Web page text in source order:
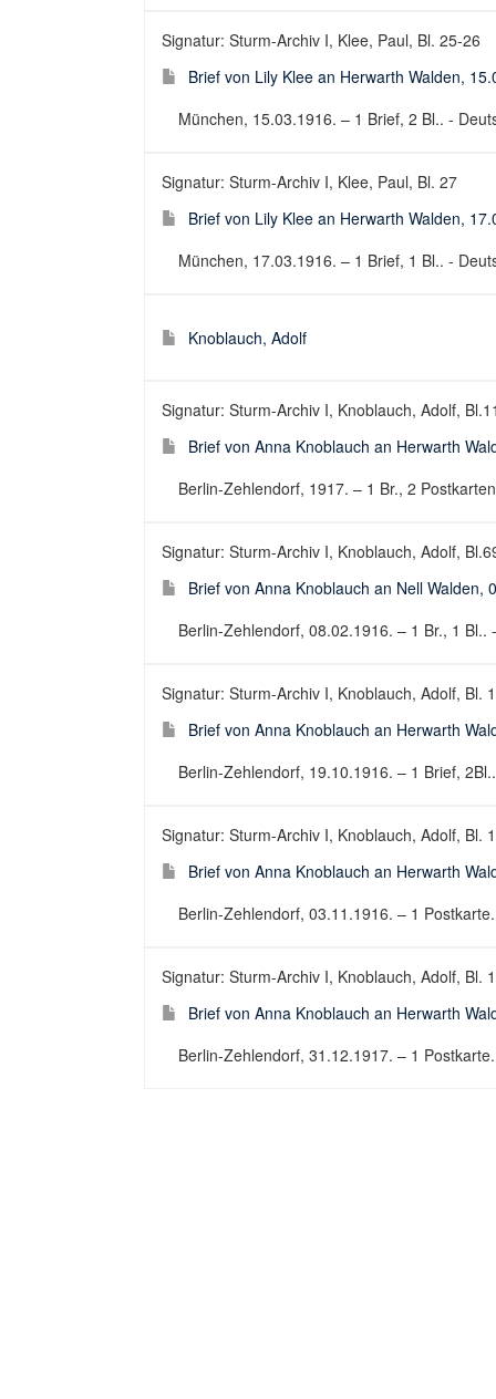
Signatur: Sturm-Archiv I, Klee, Paul, Bl. 25-26
Brief von Lily Klee an Herwarth Walden,
München, 15.03.1916. – 1 Brief, 2 Bl.. -
Signatur: Sturm-Archiv I, Klee, Paul, Bl. 27
Brief von Lily Klee an Herwarth Walden,
München, 17.03.1916. – 1 Brief, 1 Bl.. -
Knoblauch, Adolf
Signatur: Sturm-Archiv I, Knoblauch, Adolf,
Brief von Anna Knoblauch an Herwarth
Berlin-Zehlendorf, 1917. – 1 Br., 2
Signatur: Sturm-Archiv I, Knoblauch, Adolf,
Brief von Anna Knoblauch an Nell Walden,
Berlin-Zehlendorf, 08.02.1916. – 1 Br., 1
Signatur: Sturm-Archiv I, Knoblauch, Adolf, Bl.
Brief von Anna Knoblauch an Herwarth
Berlin-Zehlendorf, 19.10.1916. – 1 Brief,
Signatur: Sturm-Archiv I, Knoblauch, Adolf, Bl.
Brief von Anna Knoblauch an Herwarth
Berlin-Zehlendorf, 03.11.1916. – 1
Signatur: Sturm-Archiv I, Knoblauch, Adolf, Bl.
Brief von Anna Knoblauch an Herwarth
Berlin-Zehlendorf, 31.12.1917. – 1